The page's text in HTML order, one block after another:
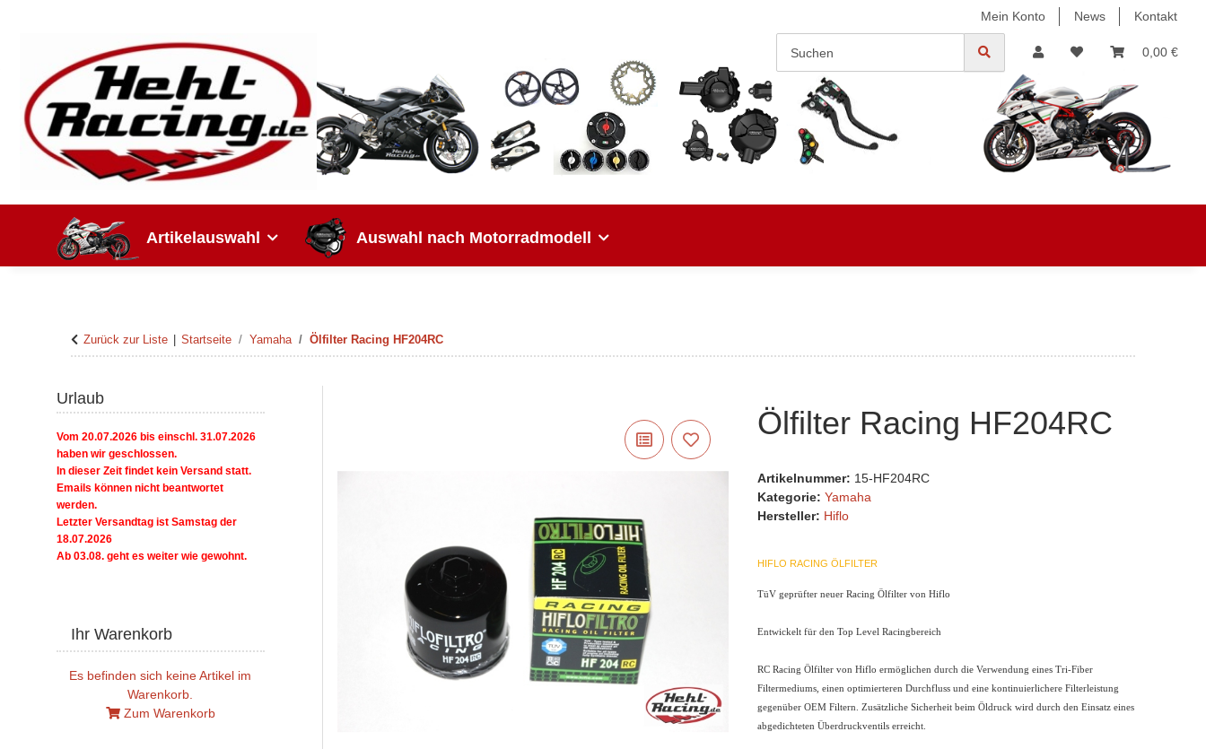
Mein Konto News Kontakt
0,00 €
Artikelauswahl Auswahl nach Motorradmodell
Zurück zur Liste Startseite Yamaha Ölfilter Racing HF204RC
Ölfilter Racing HF204RC
Artikelnummer: 15-HF204RC
Kategorie:Yamaha
Hersteller: Hiflo
HIFLO RACING ÖLFILTER
TüV geprüfter neuer Racing Ölfilter von Hiflo
Entwickelt für den Top Level Racingbereich
RC Racing Ölfilter von Hiflo ermöglichen durch die Verwendung eines Tri-Fiber
Filtermediums, einen optimierteren Durchfluss und eine kontinuierlichere Filterleistung
gegenüber OEM Filtern. Zusätzliche Sicherheit beim Öldruck wird durch den Einsatz eines
abgedichteten Überdruckventils erreicht.
Urlaub
Vom 20.07.2026 bis einschl. 31.07.2026
haben wir geschlossen.
In dieser Zeit findet kein Versand statt.
Emails können nicht beantwortet
werden.
Letzter Versandtag ist Samstag der
18.07.2026
Ab 03.08. geht es weiter wie gewohnt.
Ihr Warenkorb
Es befinden sich keine Artikel im
Warenkorb.
Zum Warenkorb